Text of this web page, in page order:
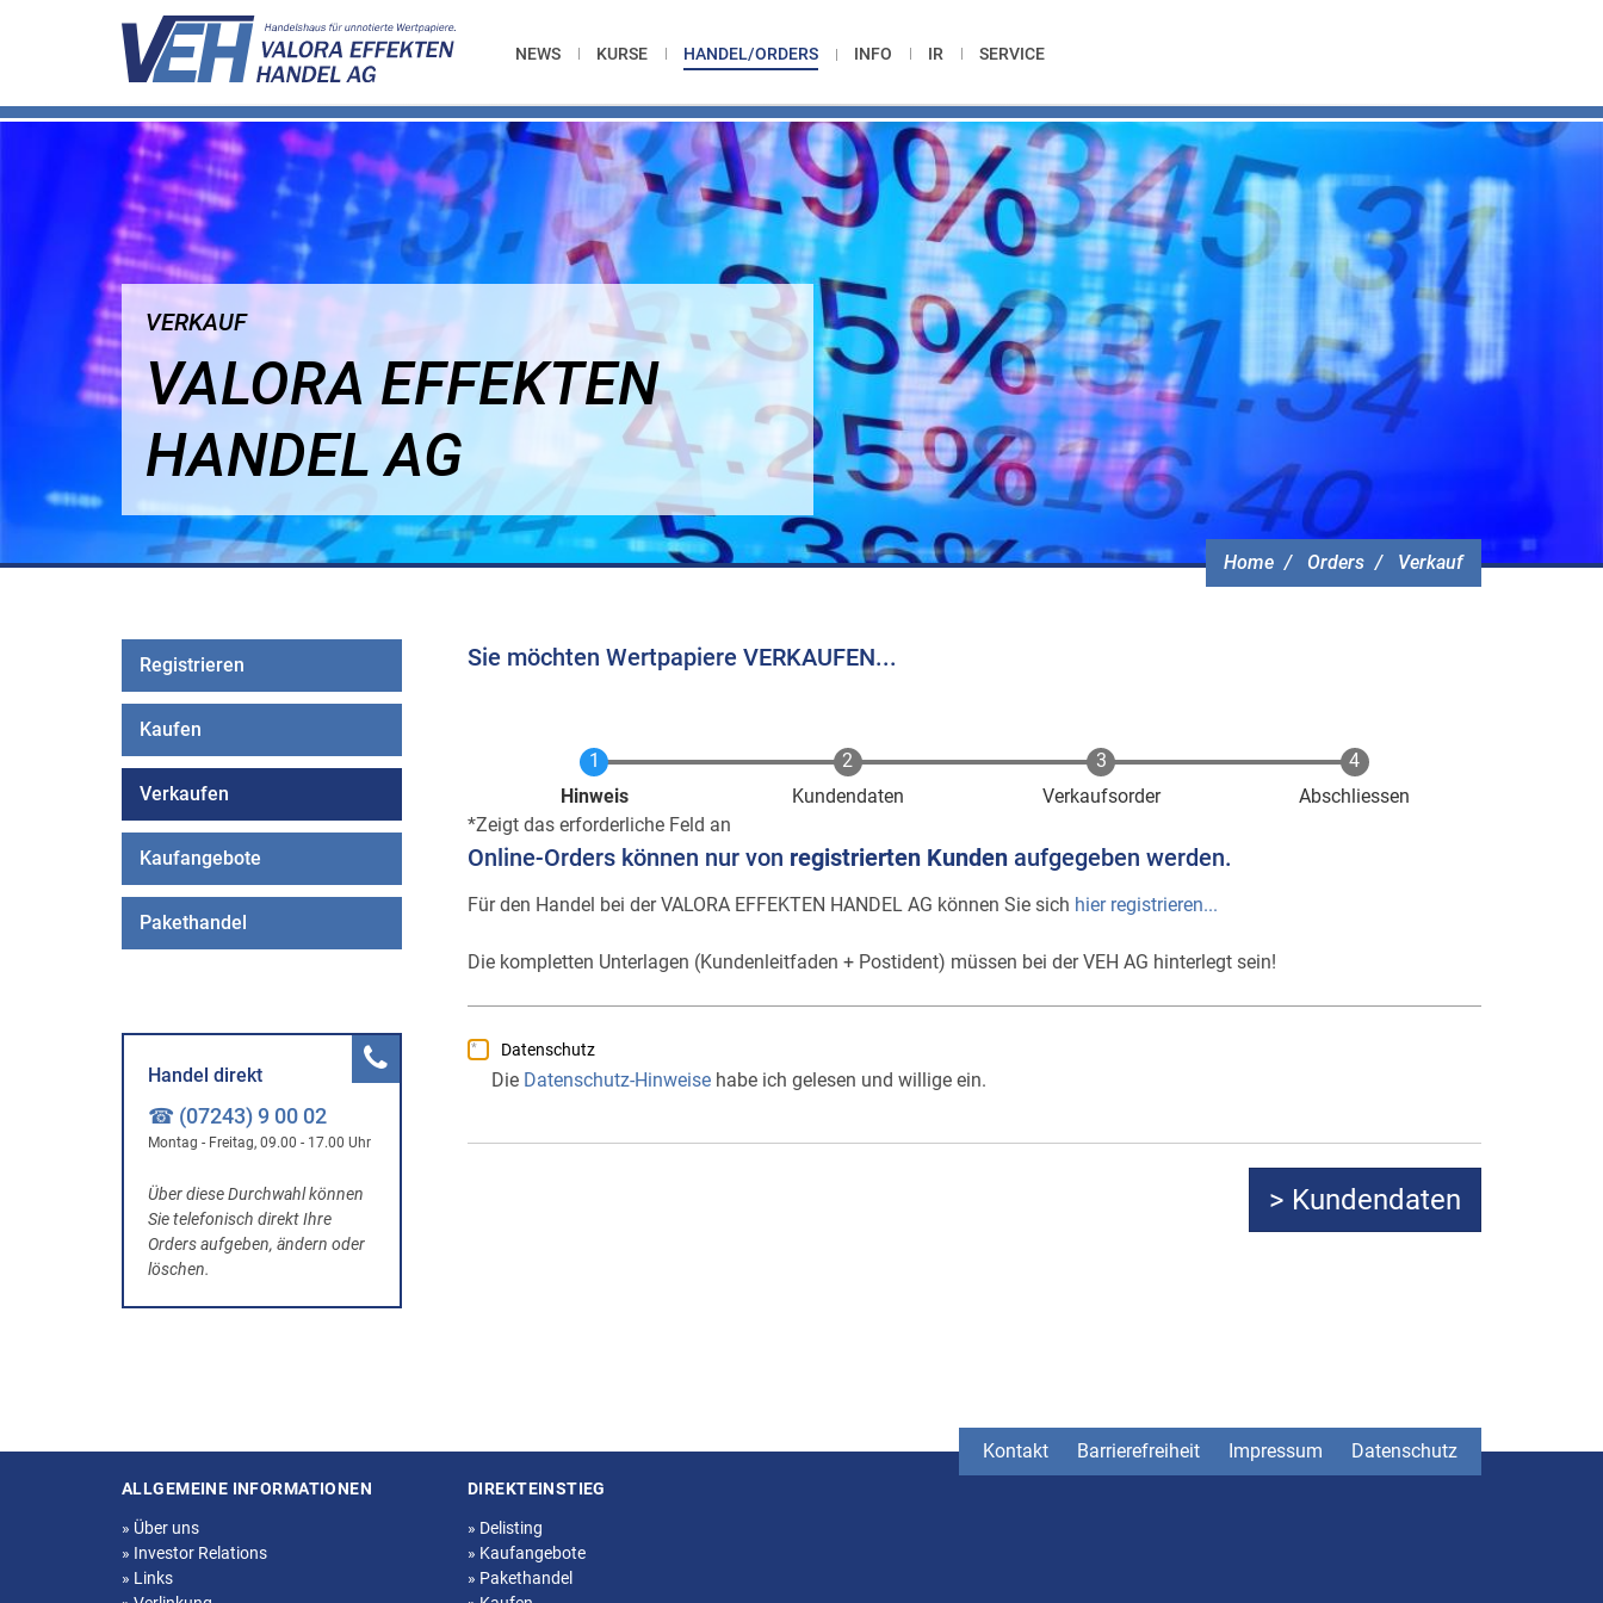
NEWS KURSE HANDEL/ORDERS INFO IR SERVICE
Home Orders Verkauf
VERKAUF
VALORA EFFEKTEN
HANDEL AG
Sie möchten Wertpapiere VERKAUFEN...
Aktuell
Hinweis Kundendaten Verkaufsorder
Abschliessen
Zeigt das erforderliche Feld an
Online-Orders können nur von registrierten Kunden aufgegeben werden.
Für den Handel bei der VALORA EFFEKTEN HANDEL AG können Sie sich hier registrieren...
Die kompletten Unterlagen (Kundenleitfaden + Postident) müssen bei der VEH AG hinterlegt sein!
Datenschutz
Die Datenschutz-Hinweise habe ich gelesen und willige ein.
Registrieren
Kaufen
Verkaufen
Kaufangebote
Pakethandel
Handel direkt
☎ (07243) 9 00 02
Montag - Freitag, 09.00 - 17.00 Uhr
Über diese Durchwahl können
Sie telefonisch direkt Ihre
Orders aufgeben, ändern oder
löschen.
Kontakt Barrierefreiheit Impressum Datenschutz
Seitenstruktur
ALLGEMEINE INFORMATIONEN
» Über uns
» Investor Relations
» Links
DIREKTEINSTIEG
» Delisting
» Kaufangebote
» Pakethandel